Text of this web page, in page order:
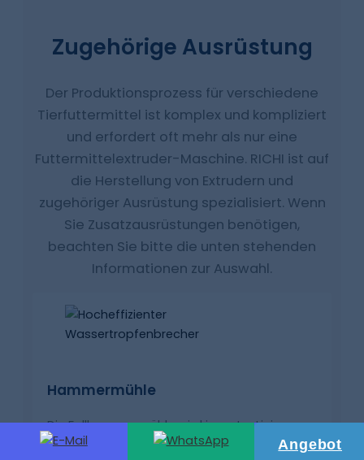
Zugehörige Ausrüstung
Der Produktionsprozess für verschiedene
Tierfuttermittel ist komplex und kompliziert
und erfordert oft mehr als nur eine
Futtermittelextruder-Maschine. RICHI ist auf
die Herstellung von Extrudern und
zugehöriger Ausrüstung spezialisiert. Wenn
Sie Zusatzausrüstungen benötigen,
beachten Sie bitte die unten stehenden
Informationen zur Auswahl.
Hammermühle
Die Fallhammermühle wird in erster Linie zum
Mahlen von Mais, Sojabohnenmehl und
Angebot